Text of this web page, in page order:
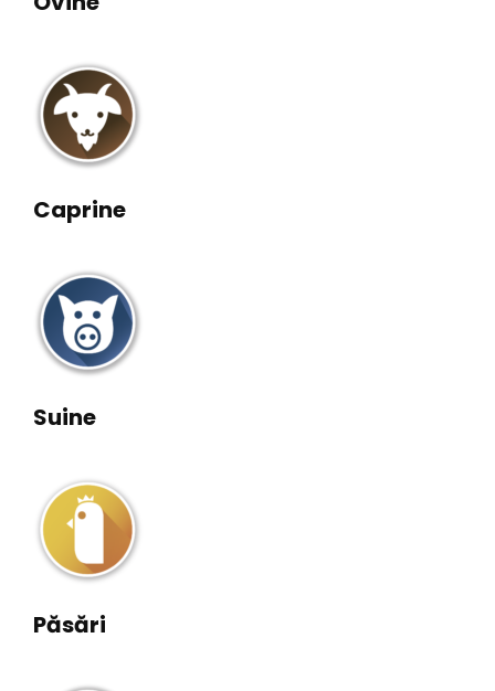
Caprine
Suine
Păsări